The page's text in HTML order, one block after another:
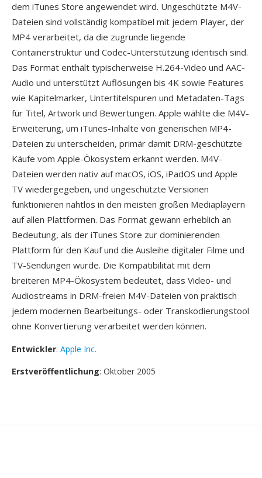
dem iTunes Store angewendet wird. Ungeschützte M4V-
Dateien sind vollständig kompatibel mit jedem Player, der
MP4 verarbeitet, da die zugrunde liegende
Containerstruktur und Codec-Unterstützung identisch sind.
Das Format enthält typischerweise H.264-Video und AAC-
Audio und unterstützt Auflösungen bis 4K sowie Features
wie Kapitelmarker, Untertitelspuren und Metadaten-Tags
für Titel, Artwork und Bewertungen. Apple wählte die M4V-
Erweiterung, um iTunes-Inhalte von generischen MP4-
Dateien zu unterscheiden, primär damit DRM-geschützte
Käufe vom Apple-Ökosystem erkannt werden. M4V-
Dateien werden nativ auf macOS, iOS, iPadOS und Apple
TV wiedergegeben, und ungeschützte Versionen
funktionieren nahtlos in den meisten großen Mediaplayern
auf allen Plattformen. Das Format gewann erheblich an
Bedeutung, als der iTunes Store zur dominierenden
Plattform für den Kauf und die Ausleihe digitaler Filme und
TV-Sendungen wurde. Die Kompatibilität mit dem
breiteren MP4-Ökosystem bedeutet, dass Video- und
Audiostreams in DRM-freien M4V-Dateien von praktisch
jedem modernen Bearbeitungs- oder Transkodierungstool
ohne Konvertierung verarbeitet werden können.
Entwickler: Apple Inc.
Erstveröffentlichung: Oktober 2005